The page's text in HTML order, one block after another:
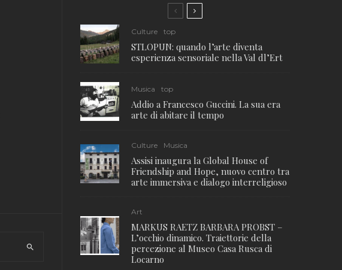
Culture top
STLOPUN: quando l’arte diventa
esperienza sensoriale nella Val dl’Ert
Musica top
Addio a Francesco Guccini. La sua era
arte di abitare il tempo
Culture Musica
Assisi inaugura la Global House of
Friendship and Hope, nuovo centro tra
arte immersiva e dialogo interreligioso
Art
MARKUS RAETZ BARBARA PROBST –
L’occhio dinamico. Traiettorie della
percezione al Museo Casa Rusca di
Locarno